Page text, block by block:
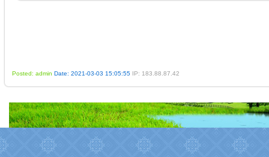
Posted: admin Date: 2021-03-03 15:05:55 IP: 183.88.87.42